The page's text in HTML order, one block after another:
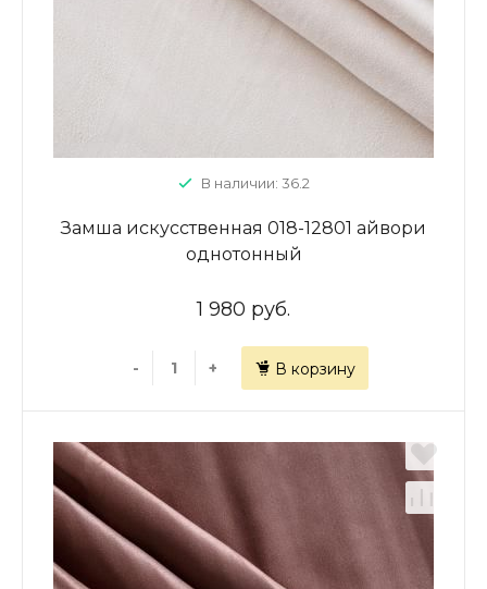
В наличии: 36.2
Замша искусственная 018-12801 айвори
однотонный
1 980 руб.
- + В корзину